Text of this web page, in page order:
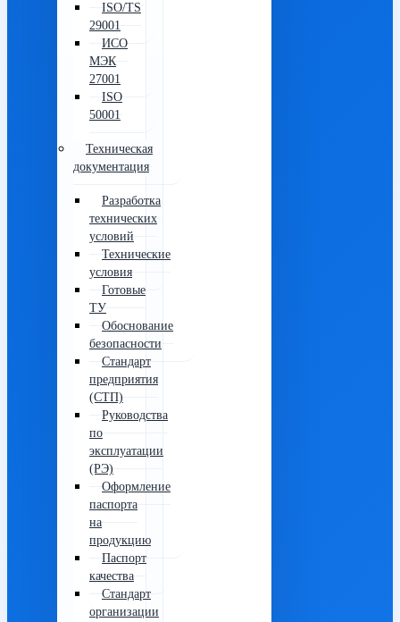
ISO/TS
29001
ИСО
МЭК
27001
ISO
50001
Техническая
документация
Разработка
технических
условий
Технические
условия
Готовые
ТУ
Обоснование
безопасности
Стандарт
предприятия
(СТП)
Руководства
по
эксплуатации
(РЭ)
Оформление
паспорта
на
продукцию
Паспорт
качества
Стандарт
организации